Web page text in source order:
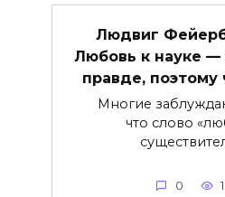
Людвиг
Любовь к науке —
правде, поэтому
Многие
что слово
0